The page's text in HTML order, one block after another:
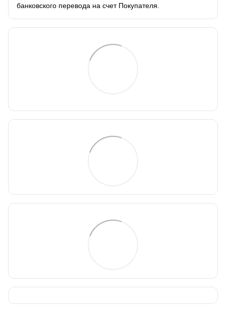
банковского перевода на счет Покупателя.